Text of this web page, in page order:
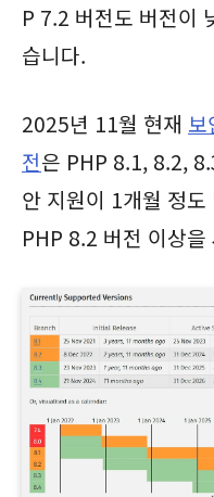
P 7.2 버전도 버전이
습니다.
2025년 11월 현재 보
전은 PHP 8.1, 8.2,
안 지원이 1개월 정
PHP 8.2 버전 이상